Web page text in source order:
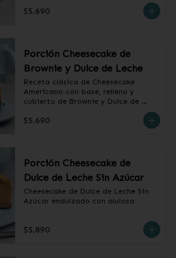
$5.690
Porción Cheesecake de
Brownie y Dulce de Leche
Receta clásica de Cheesecake
Americano con base, relleno y
cubierto de Brownie y Dulce de
$5.690
Porción Cheesecake de
Dulce de Leche Sin Azúcar
Cheesecake de Dulce de Leche Sin
Azúcar endulzado con alulosa
$5.890